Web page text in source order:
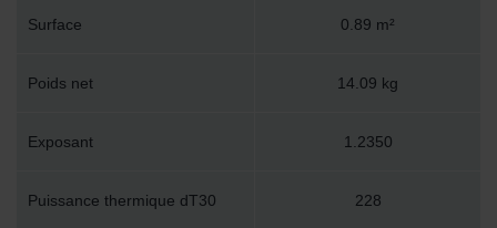
Surface 0.89 m²
Poids net 14.09 kg
Exposant 1.2350
Puissance thermique dT30 228